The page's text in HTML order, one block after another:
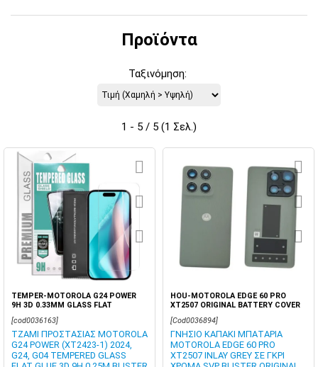
Προϊόντα
Ταξινόμηση:
1 - 5 / 5 (1 Σελ.)
TEMPER-MOTOROLA G24 POWER
9H 3D 0.33MM GLASS FLAT
[cod0036163]
ΤΖΑΜΙ ΠΡΟΣΤΑΣΙΑΣ MOTOROLA
G24 POWER (XT2423-1) 2024,
G24, G04 TEMPERED GLASS
HOU-MOTOROLA EDGE 60 PRO
XT2507 ORIGINAL BATTERY COVER
[Cod0036894]
ΓΝΗΣΙΟ ΚΑΠΑΚΙ ΜΠΑΤΑΡΙΑ
MOTOROLA EDGE 60 PRO
XT2507 INLAY GREY ΣΕ ΓΚΡΙ